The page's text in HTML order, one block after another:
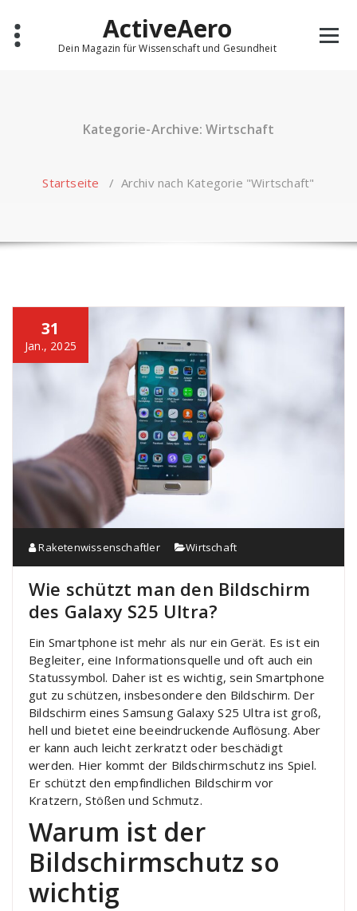
content
ActiveAero
Dein Magazin für Wissenschaft und Gesundheit
Kategorie-Archive: Wirtschaft
Startseite / Archiv nach Kategorie "Wirtschaft"
31
Jan., 2025
Raketenwissenschaftler Wirtschaft
Wie schützt man den Bildschirm
des Galaxy S25 Ultra?
Ein Smartphone ist mehr als nur ein Gerät. Es ist ein
Begleiter, eine Informationsquelle und oft auch ein
Statussymbol. Daher ist es wichtig, sein Smartphone
gut zu schützen, insbesondere den Bildschirm. Der
Bildschirm eines Samsung Galaxy S25 Ultra ist groß,
hell und bietet eine beeindruckende Auflösung. Aber
er kann auch leicht zerkratzt oder beschädigt
werden. Hier kommt der Bildschirmschutz ins Spiel.
Er schützt den empfindlichen Bildschirm vor
Kratzern, Stößen und Schmutz.
Warum ist der
Bildschirmschutz so
wichtig